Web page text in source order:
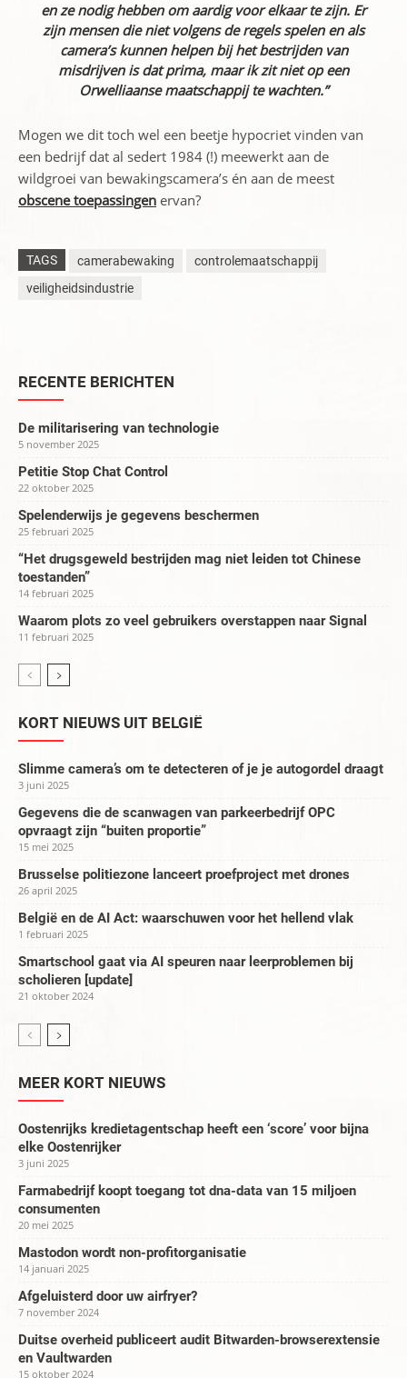
en ze nodig hebben om aardig voor elkaar te zijn. Er
zijn mensen die niet volgens de regels spelen en als
camera’s kunnen helpen bij het bestrijden van
misdrijven is dat prima, maar ik zit niet op een
Orwelliaanse maatschappij te wachten.”
Mogen we dit toch wel een beetje hypocriet vinden van
een bedrijf dat al sedert 1984 (!) meewerkt aan de
wildgroei van bewakingscamera’s én aan de meest
obscene toepassingen ervan?
TAGS camerabewaking
controlemaatschappij
veiligheidsindustrie
RECENTE BERICHTEN
De militarisering van technologie
5 november 2025
Petitie Stop Chat Control
22 oktober 2025
Spelenderwijs je gegevens beschermen
25 februari 2025
“Het drugsgeweld bestrijden mag niet leiden tot Chinese
toestanden”
14 februari 2025
Waarom plots zo veel gebruikers overstappen naar Signal
11 februari 2025
KORT NIEUWS UIT BELGIË
Slimme camera’s om te detecteren of je je autogordel draagt
3 juni 2025
Gegevens die de scanwagen van parkeerbedrijf OPC
opvraagt zijn “buiten proportie”
15 mei 2025
Brusselse politiezone lanceert proefproject met drones
26 april 2025
België en de AI Act: waarschuwen voor het hellend vlak
1 februari 2025
Smartschool gaat via AI speuren naar leerproblemen bij
scholieren [update]
21 oktober 2024
MEER KORT NIEUWS
Oostenrijks kredietagentschap heeft een ‘score’ voor bijna
elke Oostenrijker
3 juni 2025
Farmabedrijf koopt toegang tot dna-data van 15 miljoen
consumenten
20 mei 2025
Mastodon wordt non-profitorganisatie
14 januari 2025
Afgeluisterd door uw airfryer?
7 november 2024
Duitse overheid publiceert audit Bitwarden-browserextensie
en Vaultwarden
15 oktober 2024